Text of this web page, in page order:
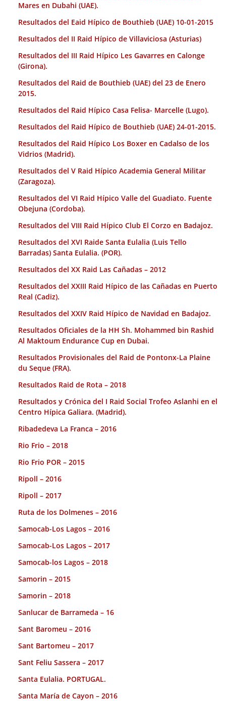
Mares en Dubahi (UAE).
Resultados del Eaid Hípico de Bouthieb (UAE) 10-01-2015
Resultados del II Raid Hípico de Villaviciosa (Asturias)
Resultados del III Raid Hípico Les Gavarres en Calonge
(Girona).
Resultados del Raid de Bouthieb (UAE) del 23 de Enero
2015.
Resultados del Raid Hípico Casa Felisa- Marcelle (Lugo).
Resultados del Raid Hípico de Bouthieb (UAE) 24-01-2015.
Resultados del Raid Hípico Los Boxer en Cadalso de los
Vidrios (Madrid).
Resultados del V Raid Hípico Academia General Militar
(Zaragoza).
Resultados del VI Raid Hípico Valle del Guadiato. Fuente
Obejuna (Cordoba).
Resultados del VIII Raid Hípico Club El Corzo en Badajoz.
Resultados del XVI Raide Santa Eulalia (Luis Tello
Barradas) Santa Eulalia. (POR).
Resultados del XX Raid Las Cañadas – 2012
Resultados del XXIII Raid Hípico de las Cañadas en Puerto
Real (Cadiz).
Resultados del XXIV Raid Hípico de Navidad en Badajoz.
Resultados Oficiales de la HH Sh. Mohammed bin Rashid
Al Maktoum Endurance Cup en Dubai.
Resultados Provisionales del Raid de Pontonx-La Plaine
du Seque (FRA).
Resultados Raid de Rota – 2018
Resultados y Crónica del I Raid Social Trofeo Aslanhi en el
Centro Hípica Galiara. (Madrid).
Ribadedeva La Franca – 2016
Rio Frio – 2018
Rio Frio POR – 2015
Ripoll – 2016
Ripoll – 2017
Ruta de los Dolmenes – 2016
Samocab-Los Lagos – 2016
Samocab-Los Lagos – 2017
Samocab-los Lagos – 2018
Samorin – 2015
Samorin – 2018
Sanlucar de Barrameda – 16
Sant Baromeu – 2016
Sant Bartomeu – 2017
Sant Feliu Sassera – 2017
Santa Eulalia. PORTUGAL.
Santa María de Cayon – 2016